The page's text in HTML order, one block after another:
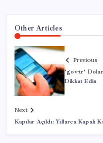
Other Articles
Previous
‘gov-tr’
Dikkat Edin
Next
Kapılar Açıldı: Yıllarca Kapalı